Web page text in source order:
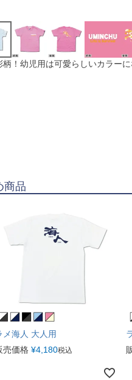
柄！幼児用は可愛らしいカラーに
商品
メ海人 大人用
売価格 ¥4,180税込